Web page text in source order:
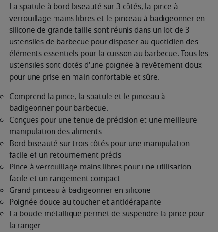
La spatule à bord biseauté sur 3 côtés, la pince à
verrouillage mains libres et le pinceau à badigeonner en
silicone de grande taille sont réunis dans un lot de 3
ustensiles de barbecue pour disposer au quotidien des
éléments essentiels pour la cuisson au barbecue. Tous les
ustensiles sont dotés d'une poignée à revêtement doux
pour une prise en main confortable et sûre.
Comprend la pince, la spatule et le pinceau à
badigeonner pour barbecue.
Conçues pour une tenue de précision et une meilleure
manipulation des aliments
Bord biseauté sur trois côtés pour une manipulation
facile et un retournement précis
Pince à verrouillage mains libres pour une utilisation
facile et un rangement compact
Grand pinceau à badigeonner en silicone
Poignée douce au toucher et antidérapante
La boucle métallique permet de suspendre la pince pour
la ranger